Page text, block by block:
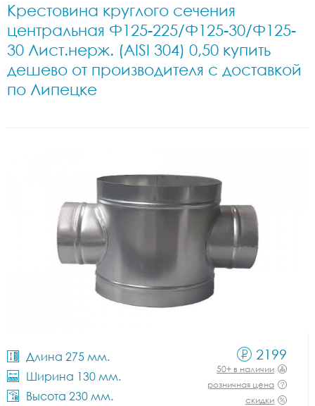
Крестовина круглого сечения
центральная Ф125-225/Ф125-30/Ф125-
30 Лист.нерж. (AISI 304) 0,50 купить
дешево от производителя с доставкой
по Липецке
Длина 275 мм.
Ширина 130 мм.
Высота 230 мм.
2199
50+ в наличии
розничная цена
скидки